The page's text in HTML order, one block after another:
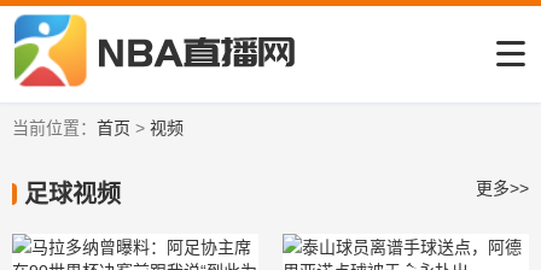
当前位置： 首页 > 视频
足球视频 更多>>